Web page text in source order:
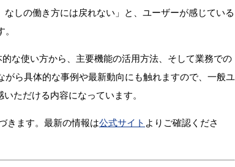
しの働き方には戻れない」と、ユーザーが感じている
な使い方から、主要機能の活用方法、そして業務での
ら具体的な事例や最新動向にも触れますので、一般ユ
ただける内容になっています。
きます。最新の情報は公式サイト よりご確認くださ